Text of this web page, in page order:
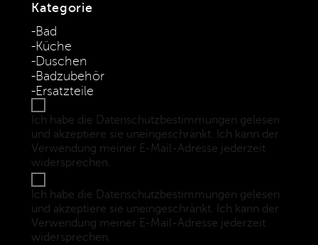
Kategorie
Bad
Küche
Duschen
Badzubehör
Ersatzteile
Ich habe die Datenschutzbestimmungen gelesen
und akzeptiere sie uneingeschränkt. Ich kann der
Verwendung meiner E-Mail-Adresse jederzeit
widersprechen.
Ich habe die Datenschutzbestimmungen gelesen
und akzeptiere sie uneingeschränkt. Ich kann der
Verwendung meiner E-Mail-Adresse jederzeit
widersprechen.